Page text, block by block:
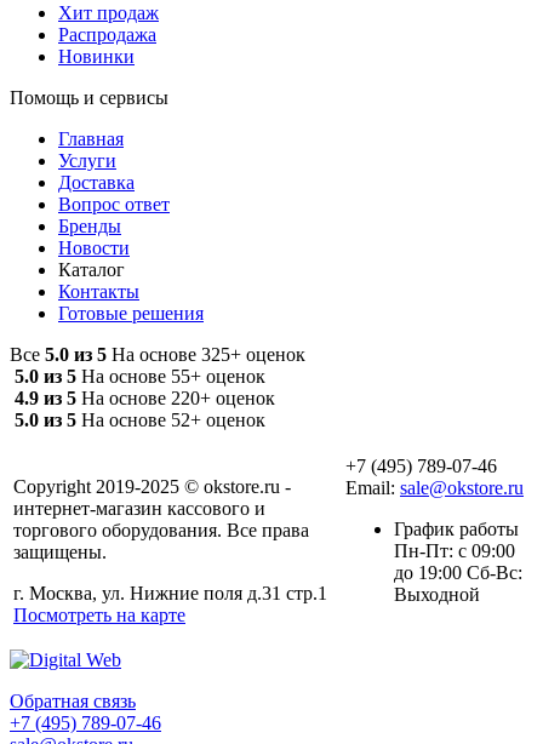
Хит продаж
Распродажа
Новинки
Помощь и сервисы
Главная
Услуги
Доставка
Вопрос ответ
Бренды
Новости
Каталог
Контакты
Готовые решения
Все 5.0 из 5 На основе 325+ оценок
5.0 из 5 На основе 55+ оценок
4.9 из 5 На основе 220+ оценок
5.0 из 5 На основе 52+ оценок
Copyright 2019-2025 © okstore.ru -
интернет-магазин кассового и
торгового оборудования. Все права
защищены.
г. Москва, ул. Нижние поля д.31 стр.1
Посмотреть на карте
+7 (495) 789-07-46
Email: sale@okstore.ru
График работы
Пн-Пт: с 09:00
до 19:00 Сб-Вс:
Выходной
Обратная связь
+7 (495) 789-07-46